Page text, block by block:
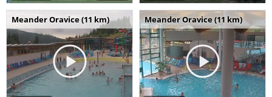
Meander Oravice (11 km) Meander Oravice (11 km)